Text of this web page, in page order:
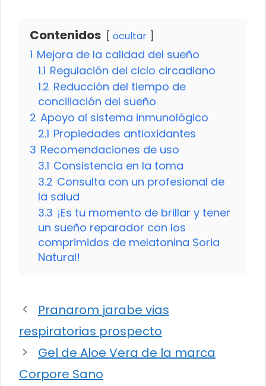
Contenidos ocultar
1 Mejora de la calidad del sueño
1.1 Regulación del ciclo circadiano
1.2 Reducción del tiempo de
conciliación del sueño
2 Apoyo al sistema inmunológico
2.1 Propiedades antioxidantes
3 Recomendaciones de uso
3.1 Consistencia en la toma
3.2 Consulta con un profesional de
la salud
3.3 ¡Es tu momento de brillar y tener
un sueño reparador con los
comprimidos de melatonina Soria
Natural!
Pranarom jarabe vias
respiratorias prospecto
Gel de Aloe Vera de la marca
Corpore Sano